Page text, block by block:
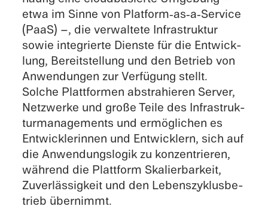
etwa im Sinne von Platform‑as‑a‑Service
(PaaS) –, die verwal­tete Infra­struk­tur
sowie integrierte Dienste für die Entwick­
lung, Bereit­stel­lung und den Betrieb von
Anwen­dun­gen zur Verfü­gung stellt.
Solche Platt­for­men abstra­hie­ren Server,
Netzwerke und große Teile des Infra­struk­
tur­ma­nage­ments und ermög­li­chen es
Entwick­le­rin­nen und Entwick­lern, sich auf
die Anwen­dungs­lo­gik zu konzen­trie­ren,
während die Platt­form Skalier­bar­keit,
Zuver­läs­sig­keit und den Lebens­zy­klus­be­
trieb übernimmt.